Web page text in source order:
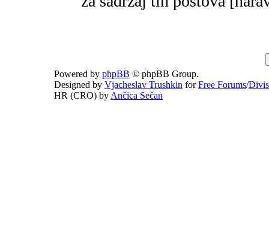
Powered by phpBB © phpBB Group.
Designed by Vjacheslav Trushkin forFree Forums/
HR (CRO) by Ančica Sečan